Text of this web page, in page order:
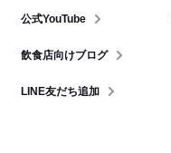
公式YouTube
飲食店向けブログ
LINE友だち追加